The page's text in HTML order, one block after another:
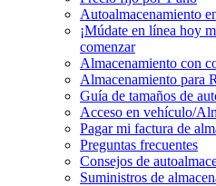
Autoalmacenamiento
¡Múdate en línea hoy
comenzar
Almacenamiento con
Almacenamiento para
Guía de tamaños de
Acceso en vehículo/
Pagar mi factura de
Preguntas frecuentes
Consejos de
Suministros de